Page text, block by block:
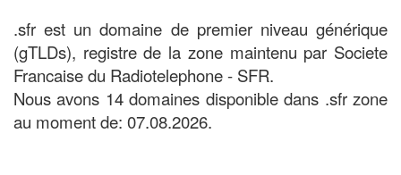
.sfr est un domaine de premier niveau générique
(gTLDs), registre de la zone maintenu par Societe
Francaise du Radiotelephone - SFR.
Nous avons 14 domaines disponible dans .sfr zone
au moment de: 07.08.2026.